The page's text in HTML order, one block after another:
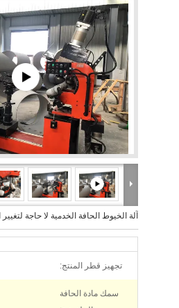
آلة الخيوط الحافة الخدمية لا حاجة
تجهيز قطر المنتج:
سمك مادة الحافة